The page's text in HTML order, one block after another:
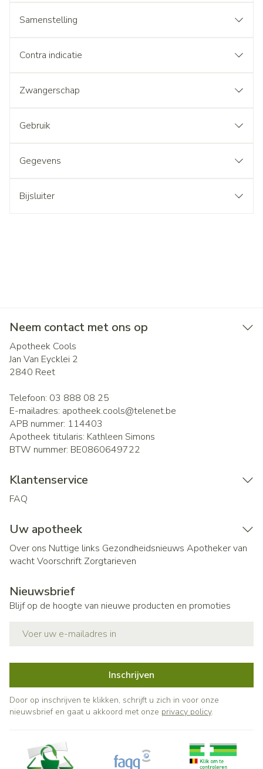
Samenstelling
Contra indicatie
Zwangerschap
Gebruik
Gegevens
Bijsluiter
Neem contact met ons op
Apotheek Cools
Jan Van Eycklei 2
2840 Reet
Telefoon: 03 888 08 25
E-mailadres: apotheek.cools@telenet.be
APB nummer: 114403
Apotheek titularis: Kathleen Simons
BTW nummer: BE0860649722
Klantenservice
FAQ
Uw apotheek
Over ons Nuttige links Gezondheidsnieuws Apotheker van
wachtVoorschrift Zorgtarieven
Nieuwsbrief
Blijf op de hoogte van nieuwe producten en promoties
Inschrijven
Door op inschrijven te klikken, schrijft u zich in voor onze
nieuwsbrief en gaat u akkoord met onze privacy policy.